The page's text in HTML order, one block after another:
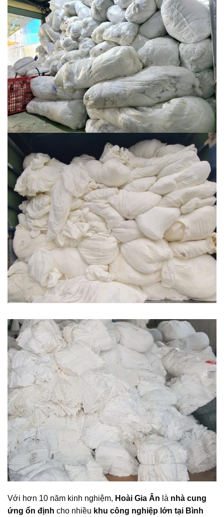
Với hơn 10 năm kinh nghiệm, Hoài Gia Ân là nhà cung
ứng ổn định cho nhiều khu công nghiệp lớn tại Bình